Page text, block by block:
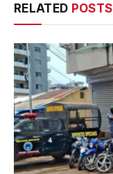
RELATED POSTS